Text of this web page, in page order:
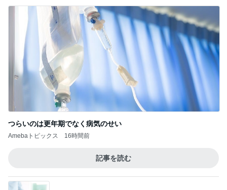
つらいのは更年期でなく病気のせい
Amebaトピックス 16時間前
記事を読む